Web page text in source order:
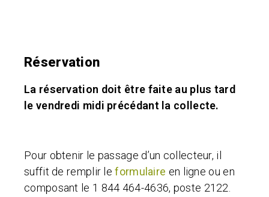
Réservation
La réservation doit être faite au plus tard
le vendredi midi précédant la collecte.
Pour obtenir le passage d’un collecteur, il
suffit de remplir leformulaire en ligne ou en
composant le 1 844 464-4636, poste 2122